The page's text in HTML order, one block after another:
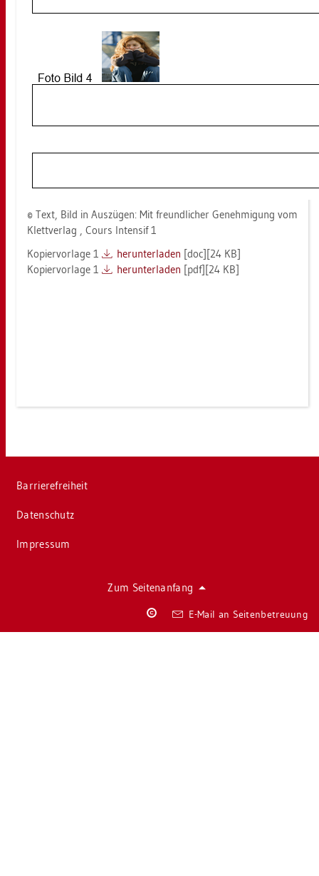
© Text, Bild in Aus­zü­gen: Mit freund­li­cher Ge­neh­mi­gung vom
Klett­ver­lag , Cours In­ten­sif 1
Ko­pier­vor­la­ge 1
her­un­ter­la­den [doc][24 KB]
Ko­pier­vor­la­ge 1
her­un­ter­la­den [pdf][24 KB]
Bar­rie­re­frei­heit
Da­ten­schutz
Im­pres­sum
Zum Sei­ten­an­fang
E-Mail an Sei­ten­be­treu­ung
Co­